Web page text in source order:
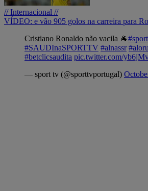
// Internacional //
VÍDEO: e vão 905 golos na carreira para
Cristiano Ronaldo não vacila 🐐
#SAUDInaSPORTTV #alnassr
#betclicsaudita pic.twitter.com/
— sport tv (@sporttvportugal)